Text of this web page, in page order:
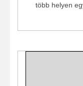
több helyen